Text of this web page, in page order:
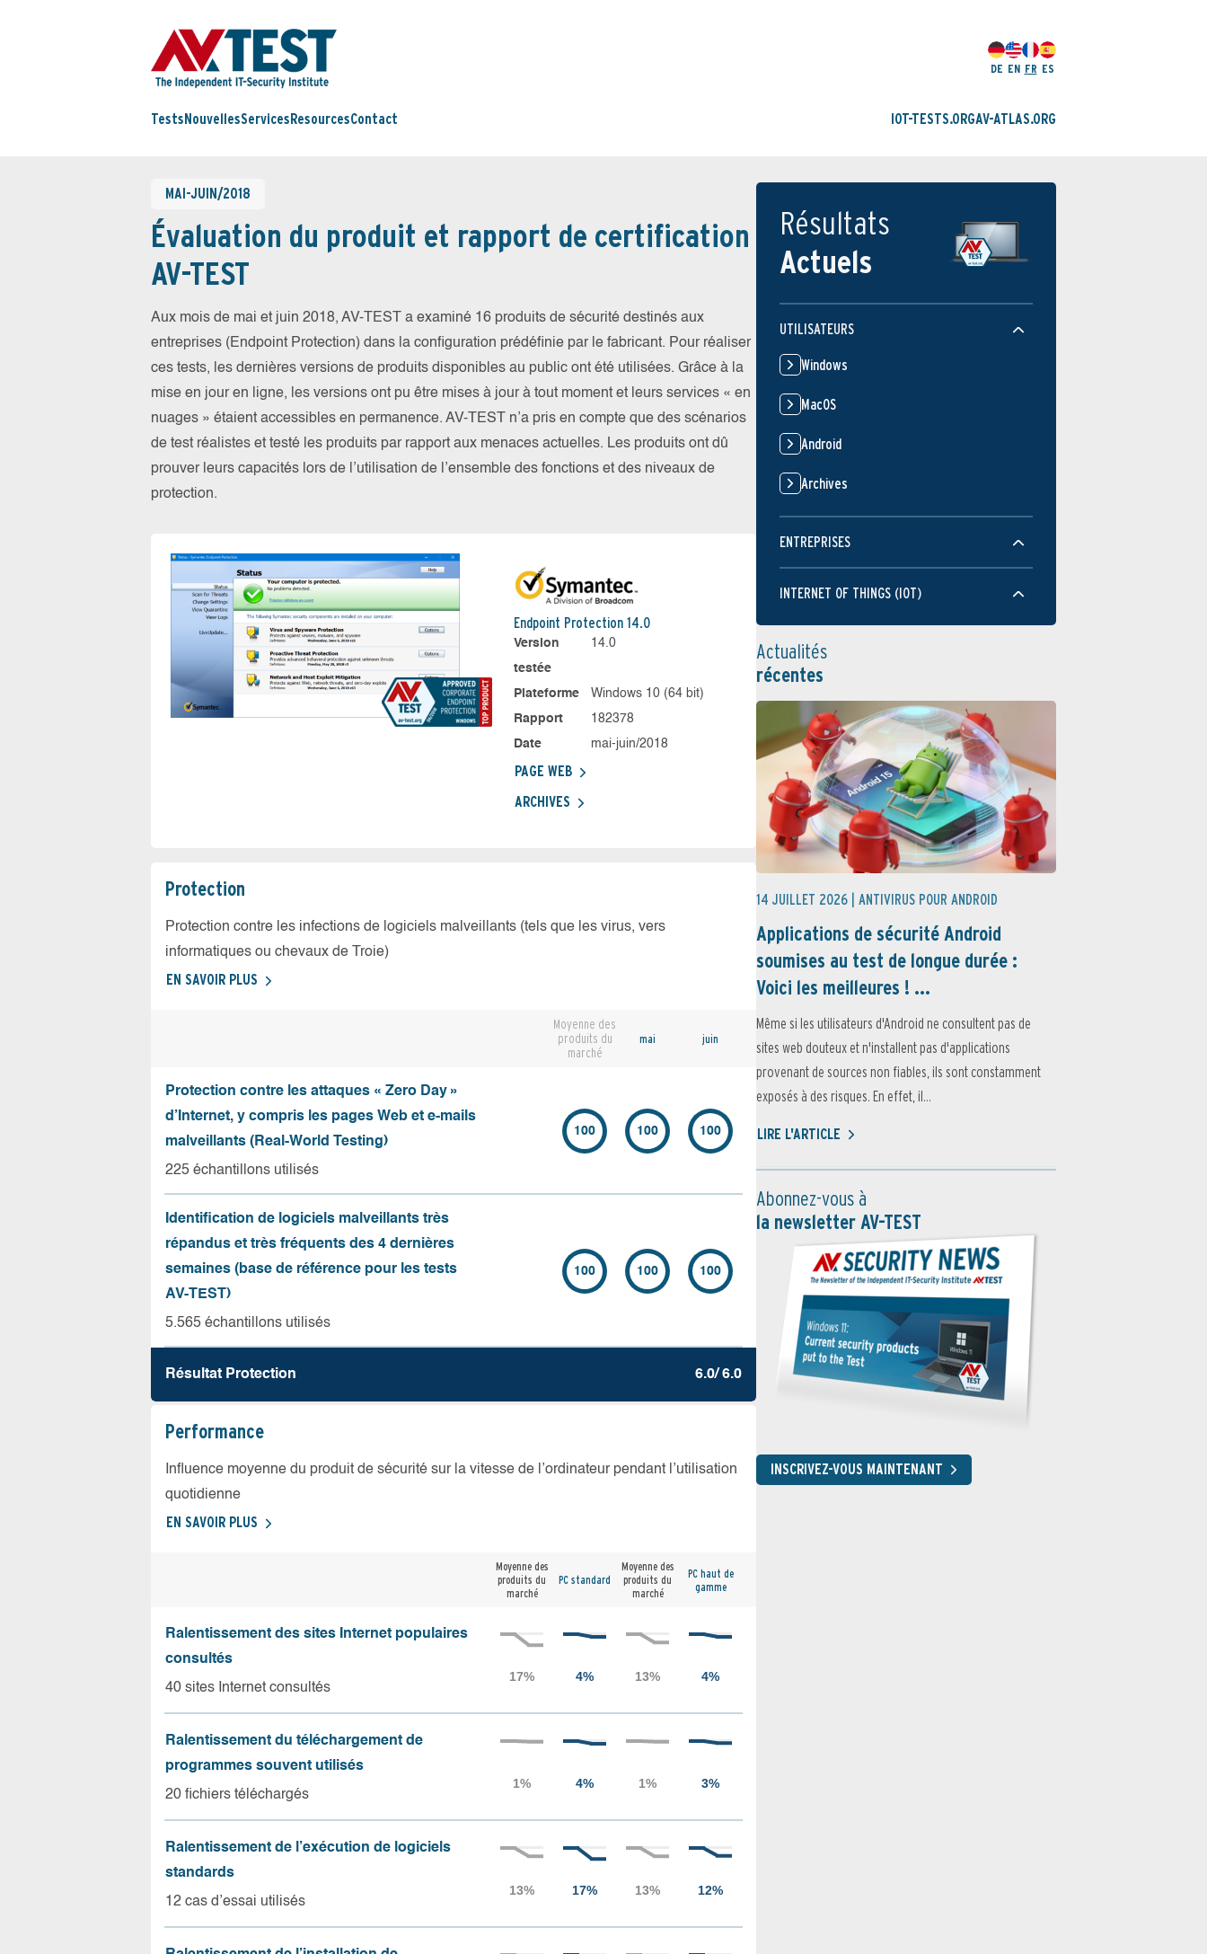
DE EN FR ES
Tests NouvellesServices ResourcesContact IOT-TESTS.ORGAV-ATLAS.ORG
MAI-JUIN/2018
Évaluation du produit et rapport de certification
AV-TEST
Aux mois de mai et juin 2018, AV-TEST a examiné 16 produits de sécurité destinés aux
entreprises (Endpoint Protection) dans la configuration prédéfinie par le fabricant. Pour réaliser
ces tests, les dernières versions de produits disponibles au public ont été utilisées. Grâce à la
mise en jour en ligne, les versions ont pu être mises à jour à tout moment et leurs services « en
nuages » étaient accessibles en permanence. AV-TEST n’a pris en compte que des scénarios
de test réalistes et testé les produits par rapport aux menaces actuelles. Les produits ont dû
prouver leurs capacités lors de l’utilisation de l’ensemble des fonctions et des niveaux de
protection.
Endpoint Protection 14.0
Version
testée
14.0
Plateforme
Windows 10 (64 bit)
Rapport
182378
Date
mai-juin/2018
PAGE WEB
ARCHIVES
Protection
Protection contre les infections de logiciels malveillants (tels que les virus, vers
informatiques ou chevaux de Troie)
EN SAVOIR PLUS
Moyenne des
produits du
marché
mai juin
Protection contre les attaques « Zero Day »
d’Internet, y compris les pages Web et e-mails
malveillants (Real-World Testing)
225 échantillons utilisés
100 100 100
Identification de logiciels malveillants très
répandus et très fréquents des 4 dernières
semaines (base de référence pour les tests
AV-TEST)
5.565 échantillons utilisés
100 100 100
Résultat Protection 6.0/ 6.0
Performance
Influence moyenne du produit de sécurité sur la vitesse de l’ordinateur pendant l’utilisation
quotidienne
EN SAVOIR PLUS
Moyenne des
produits du
marché
PC standard
Moyenne des
produits du
marché
PC haut de
gamme
Ralentissement des sites Internet populaires
consultés
40 sites Internet consultés
Ralentissement du téléchargement de
programmes souvent utilisés
20 fichiers téléchargés
Ralentissement de l’exécution de logiciels
standards
12 cas d’essai utilisés
Résultats
Actuels
UTILISATEURS
Windows
MacOS
Android
Archives
ENTREPRISES
INTERNET OF THINGS (IOT)
Actualités
récentes
14 JUILLET 2026 | ANTIVIRUS POUR ANDROID
Applications de sécurité Android
soumises au test de longue durée :
Voici les meilleures ! ...
Même si les utilisateurs d'Android ne consultent pas de
sites web douteux et n'installent pas d'applications
provenant de sources non fiables, ils sont constamment
exposés à des risques. En effet, il...
LIRE L'ARTICLE
Abonnez-vous à
la newsletter AV-TEST
INSCRIVEZ-VOUS MAINTENANT